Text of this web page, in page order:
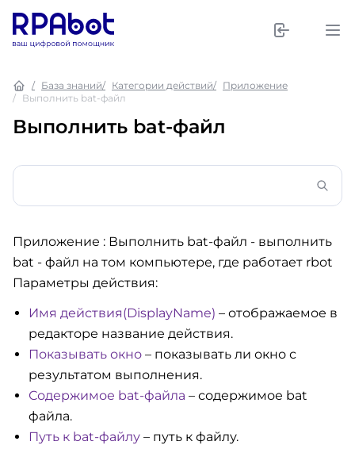
База знаний Категории действий
Приложение
Выполнить bat-файл
Выполнить bat-файл
Приложение : Выполнить bat-файл - выполнить
bat - файл на том компьютере, где работает rbot
Параметры действия:
Имя действия(DisplayName) – отображаемое в
редакторе название действия.
Показывать окно – показывать ли окно с
результатом выполнения.
Содержимое bat-файла – содержимое bat
файла.
Путь к bat-файлу – путь к файлу.